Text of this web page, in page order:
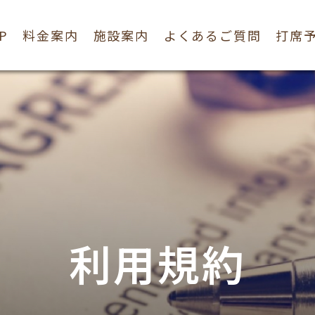
料金案内 施設案内 よくあるご質問 打席
利用規約